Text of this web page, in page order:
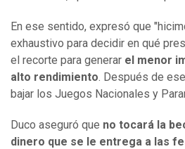
En ese sentido, expresó que
exhaustivo para decidir en qué
el recorte para generar el menor
alto rendimiento . Después de
bajar los Juegos Nacionales y
Duco aseguró que no tocará la
dinero que se le entrega a las